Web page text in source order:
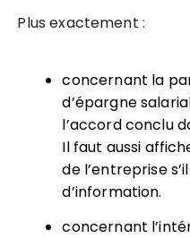
Plus exactement :
concernant la
d’épargne
l’accord conclu
Il faut aussi
de l’entreprise
d’information.
concernant